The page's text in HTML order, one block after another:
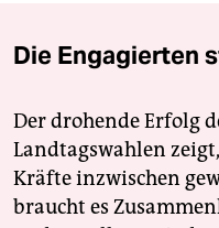
Die Engagierten
Der drohende Erfolg
Landtagswahlen
Kräfte inzwischen
braucht es